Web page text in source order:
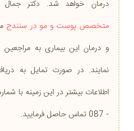
درمان خواهد شد. دکتر
متخصص پوست و مو در سنندج
و درمان این بیماری به
نمایند. در صورت تمایل به
- 087 تماس حاصل فرمایید.